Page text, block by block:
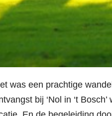
was een prachtige
bij ‘Nol in ‘t